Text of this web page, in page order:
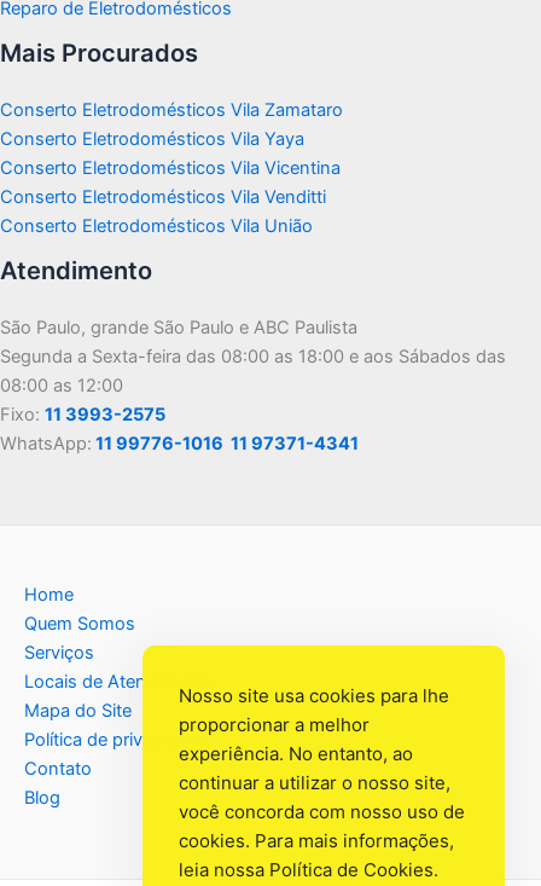
Reparo de Eletrodomésticos
Mais Procurados
Conserto Eletrodomésticos Vila Zamataro
Conserto Eletrodomésticos Vila Yaya
Conserto Eletrodomésticos Vila Vicentina
Conserto Eletrodomésticos Vila Venditti
Conserto Eletrodomésticos Vila União
Atendimento
São Paulo, grande São Paulo e ABC Paulista
Segunda a Sexta-feira das 08:00 as 18:00 e aos Sábados das
08:00 as 12:00
Fixo: 11 3993-2575
WhatsApp: 11 99776-1016 11 97371-4341
Home
Quem Somos
Serviços
Locais de Atendimento
Mapa do Site
Política de privacidade
Contato
Blog
Nosso site usa cookies para lhe
proporcionar a melhor
experiência. No entanto, ao
continuar a utilizar o nosso site,
você concorda com nosso uso de
cookies. Para mais informações,
leia nossa Política de Cookies.